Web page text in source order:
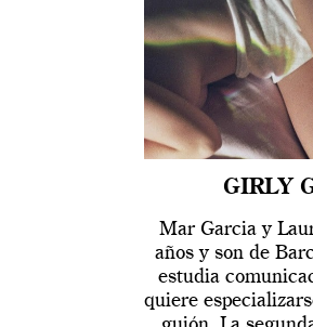
GIRLY
Mar Garcia y
años y son de
estudia
quiere